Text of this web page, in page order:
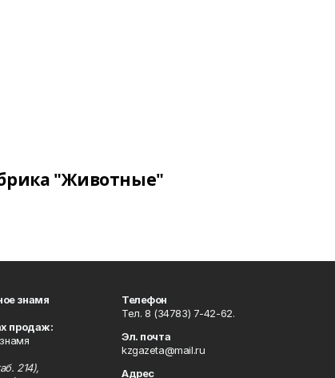
"Животные"
знамя
продаж:
214),
Телефон
Тел. 8 (34783) 7-42-62.
Эл. почта
kzgazeta@mail.ru
Адрес